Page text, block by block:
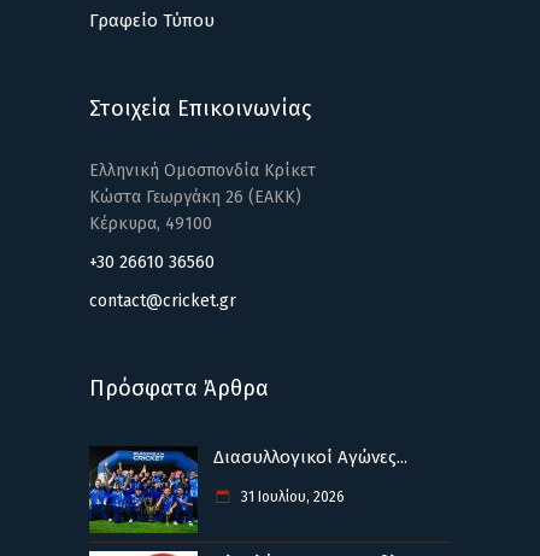
Γραφείο Τύπου
Στοιχεία Επικοινωνίας
Ελληνική Ομοσπονδία Κρίκετ
Κώστα Γεωργάκη 26 (ΕΑΚΚ)
Κέρκυρα, 49100
+30 26610 36560
contact@cricket.gr
Πρόσφατα Άρθρα
Διασυλλογικοί Αγώνες...
31 Ιουλίου, 2026